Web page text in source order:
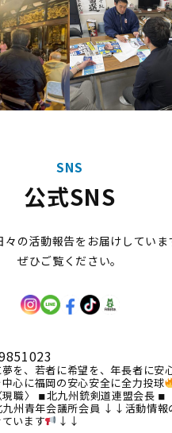
SNS
公式SNS
々の活動報告をお届けしていま
ぜひご覧ください。
夢を、若者に希望を、年長者に安
心に福岡の安心安全に全力投球
現職〉 ◾︎北九州銃剣道連盟会長 ◾︎
九州青年会議所会員 ↓↓活動情報
います
↓↓